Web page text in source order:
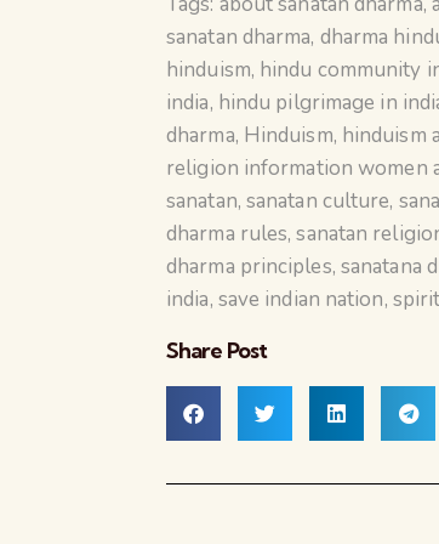
sanatan dharma, dharma
hinduism, hindu community
india, hindu pilgrimage in
dharma, Hinduism, hinduism
religion information women
sanatan, sanatan culture,
dharma rules,sanatan
dharma principles, sanatana
india, save indian nation,
Share Post